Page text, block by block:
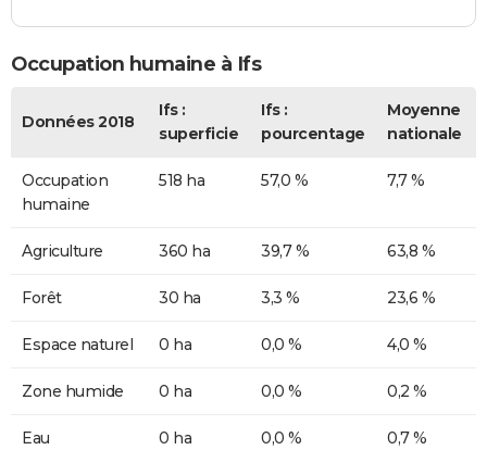
Occupation humaine à Ifs
Données 2018
Ifs :
superficie
Ifs :
pourcentage
Moyenne
nationale
Occupation
humaine
518 ha 57,0 % 7,7 %
Agriculture 360 ha 39,7 % 63,8 %
Forêt 30 ha 3,3 % 23,6 %
Espace naturel 0 ha 0,0 % 4,0 %
Zone humide 0 ha 0,0 % 0,2 %
Eau 0 ha 0,0 % 0,7 %